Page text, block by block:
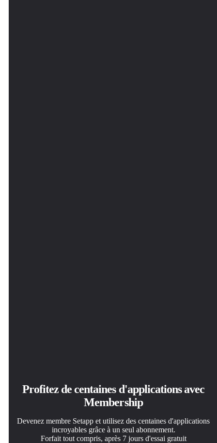
Profitez de centaines d'applications avec
Membership
Devenez membre Setapp et utilisez des centaines d'applications
incroyables grâce à un seul abonnement.
Forfait tout compris, après 7 jours d'essai gratuit